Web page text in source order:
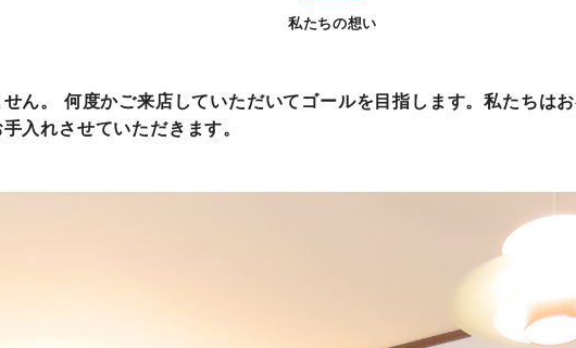
私たちの想い
ん。 何度かご来店していただいてゴールを目指します。私たちは
入れさせていただきます。